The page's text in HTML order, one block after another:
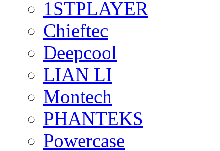
1STPLAYER
Chieftec
Deepcool
LIAN LI
Montech
PHANTEKS
Powercase